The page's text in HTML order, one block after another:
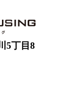
5丁目8